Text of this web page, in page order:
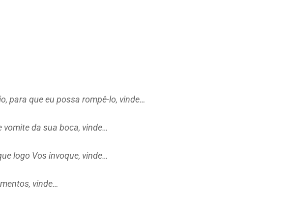
para que eu possa rompê-lo, vinde…
vomite da sua boca, vinde…
logo Vos invoque, vinde…
vinde…